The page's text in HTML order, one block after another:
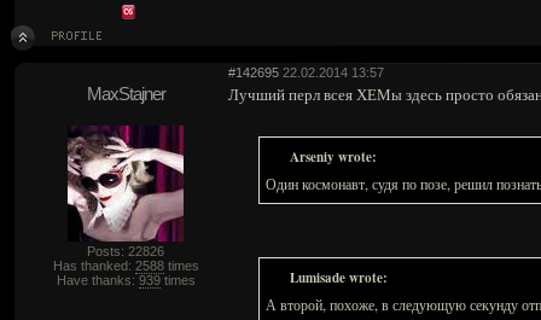
#142695 22.02.2014 13:57
MaxStajner
Posts: 22826
Has thanked: 2588times
Have thanks: 939times
Лучший перл всея ХЕМы здесь просто
Arseniy wrote:
Один космонавт, судя по позе, решил
Lumisade wrote:
А второй, похоже, в следующую секунду